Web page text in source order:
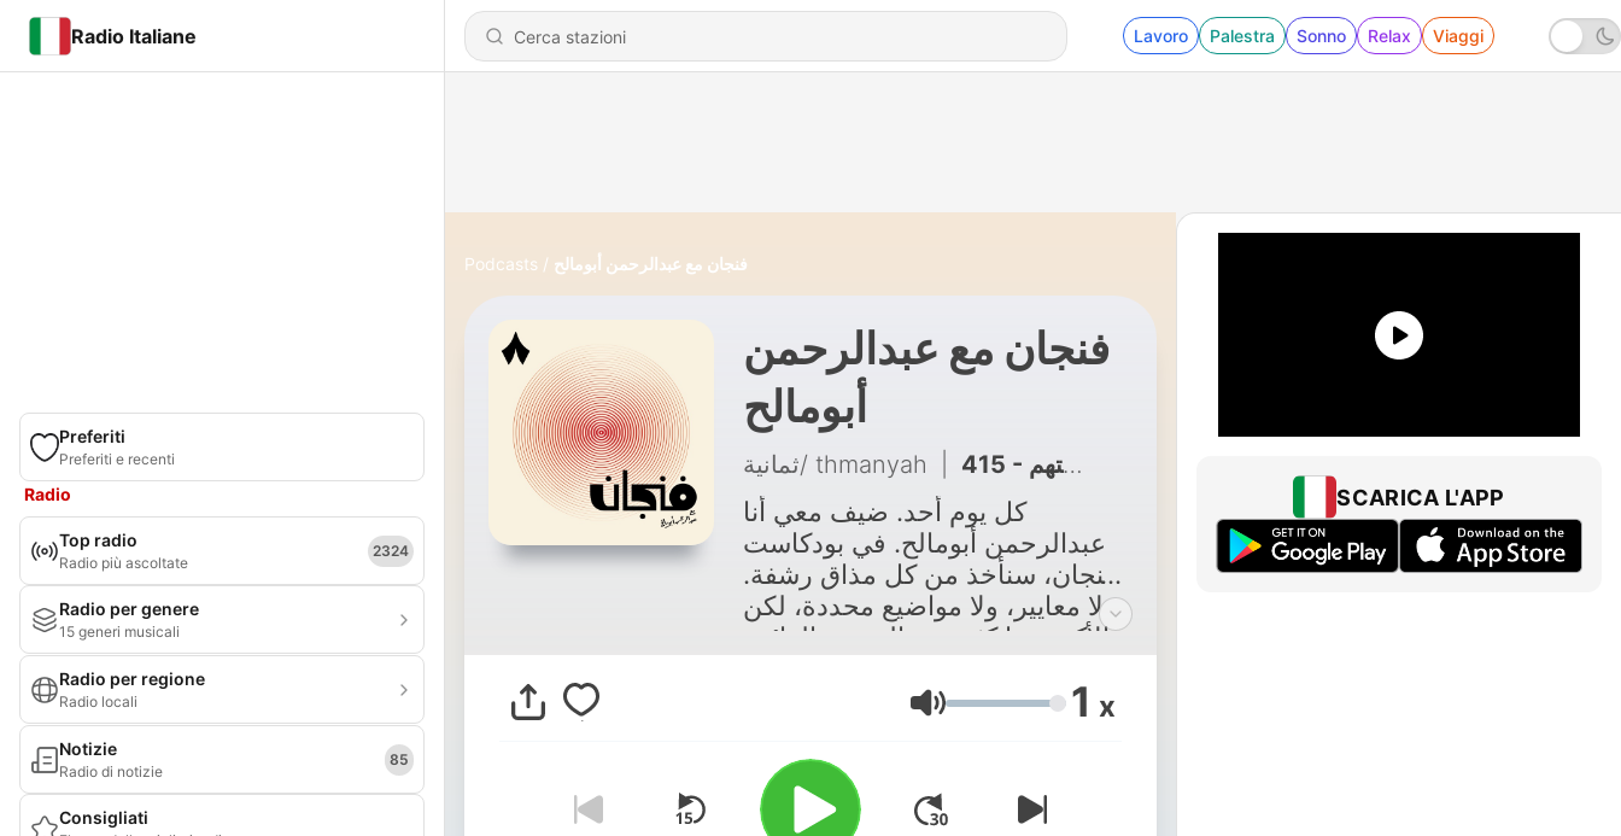
Radio Italiane Lavoro Palestra Sonno Relax Viaggi
Preferiti
Preferiti e recenti
Radio
Top radio
Radio più ascoltate
2324
Radio per genere
15 generi musicali
Radio per regione
Radio locali
Notizie
Radio di notizie
85
Consigliati
Podcasts فنجان مع عبدالرحمن أبومالح
فنجان مع عبدالرحمن
أبومالح
ثمانية/ thmanyah 415 - لماذا تخلّى علماء الإسلام عن عروبتهم
كل يوم أحد. ضيف معي أنا
عبدالرحمن أبومالح. في بودكاست
فنجان، سنأخذ من كل مذاق رشفة.
لا معايير، ولا مواضيع محددة، لكن
الأكيد، هنا كثير من المتعة والفائدة.
Volume 1 x
SCARICA L'APP